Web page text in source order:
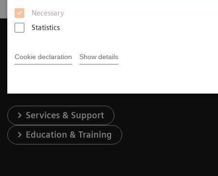
Necessary
Statistics
Cookie declaration Show details
Contact Us
Services & Support
Education & Training